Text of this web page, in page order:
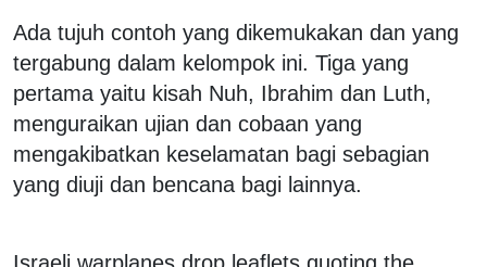
Ada tujuh contoh yang dikemukakan dan yang
tergabung dalam kelompok ini. Tiga yang
pertama yaitu kisah Nuh, Ibrahim dan Luth,
menguraikan ujian dan cobaan yang
mengakibatkan keselamatan bagi sebagian
yang diuji dan bencana bagi lainnya.